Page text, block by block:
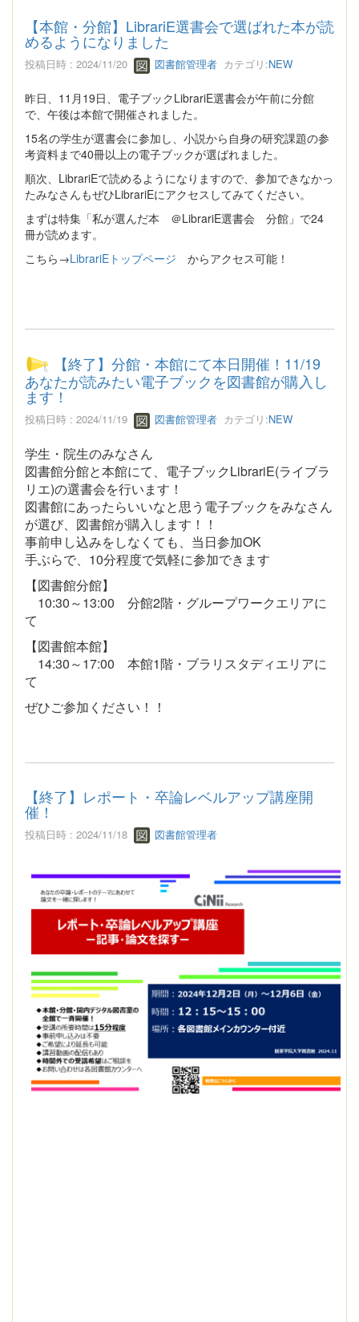
【本館・分館】LibrariE選書会で選ばれた本が読
めるようになりました
投稿日時 : 2024/11/20 図書館管理者 カテゴリ:NEW
昨日、11月19日、電子ブックLibrariE選書会が午前に分館
で、午後は本館で開催されました。
15名の学生が選書会に参加し、小説から自身の研究課題の参
考資料まで40冊以上の電子ブックが選ばれました。
順次、LibrariEで読めるようになりますので、参加できなかっ
たみなさんもぜひLibrariEにアクセスしてみてください。
まずは特集「私が選んだ本 ＠LibrariE選書会 分館」で24
冊が読めます。
こちら→LibrariEトップページ からアクセス可能！
【終了】分館・本館にて本日開催！11/19
あなたが読みたい電子ブックを図書館が購入し
ます！
投稿日時 : 2024/11/19 図書館管理者 カテゴリ:NEW
学生・院生のみなさん
図書館分館と本館にて、電子ブックLibrariE(ライブラ
リエ)の選書会を行います！
図書館にあったらいいなと思う電子ブックをみなさん
が選び、図書館が購入します！！
事前申し込みをしなくても、当日参加OK
手ぶらで、10分程度で気軽に参加できます
【図書館分館】
10:30～13:00 分館2階・グループワークエリアに
て
【図書館本館】
14:30～17:00 本館1階・ブラリスタディエリアに
て
ぜひご参加ください！！
【終了】レポート・卒論レベルアップ講座開
催！
投稿日時 : 2024/11/18 図書館管理者